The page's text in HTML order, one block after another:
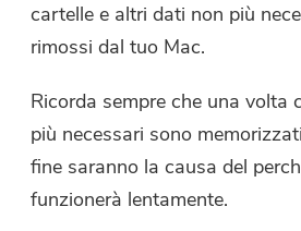
cartelle e altri dati non più
rimossi dal tuo Mac.
Ricorda sempre che una volta
più necessari sono
fine saranno la causa del
funzionerà lentamente.